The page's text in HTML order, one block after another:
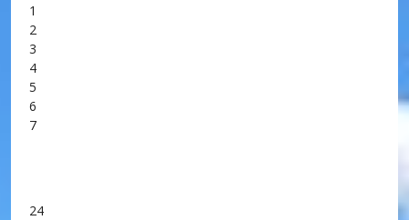
1
2
3
4
5
6
7
24